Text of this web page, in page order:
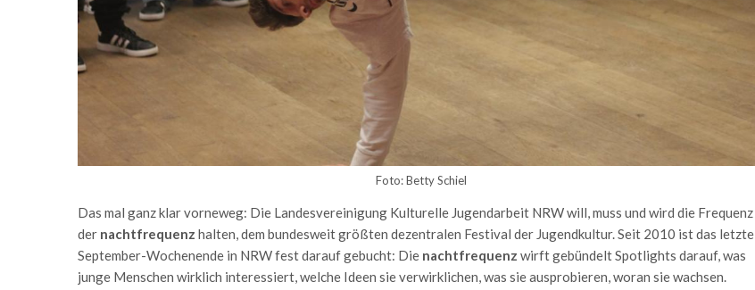
Foto: Betty Schiel
Das mal ganz klar vorneweg: Die Landesvereinigung Kulturelle Jugendarbeit NRWwill, muss und wird die Frequenz
der nachtfrequenz halten, dem bundesweit größten dezentralen Festival der Jugendkultur. Seit 2010 ist das letzte
September-Wochenende in NRW fest darauf gebucht: Die nachtfrequenz wirft gebündelt Spotlights darauf, was
junge Menschen wirklich interessiert, welche Ideen sie verwirklichen, was sie ausprobieren, woran sie wachsen.